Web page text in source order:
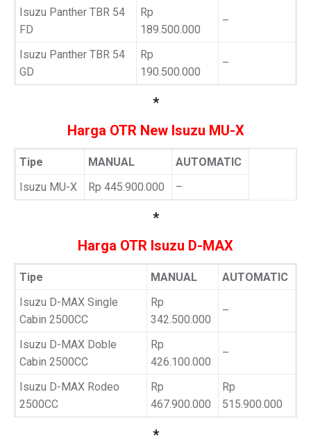
Isuzu Panther TBR 54
FD
Rp
189.500.000
–
Isuzu Panther TBR 54
GD
Rp
190.500.000
–
*
Harga OTR New Isuzu MU-X
Tipe MANUAL
AUTOMATIC
Isuzu MU-X
Rp 445.900.000 –
*
Harga OTR Isuzu D-MAX
Tipe MANUAL
AUTOMATIC
Isuzu D-MAX Single
Cabin 2500CC
Rp
342.500.000
–
Isuzu D-MAX Doble
Cabin 2500CC
Rp
426.100.000
–
Isuzu D-MAX Rodeo
2500CC
Rp
467.900.000
Rp
515.900.000
*